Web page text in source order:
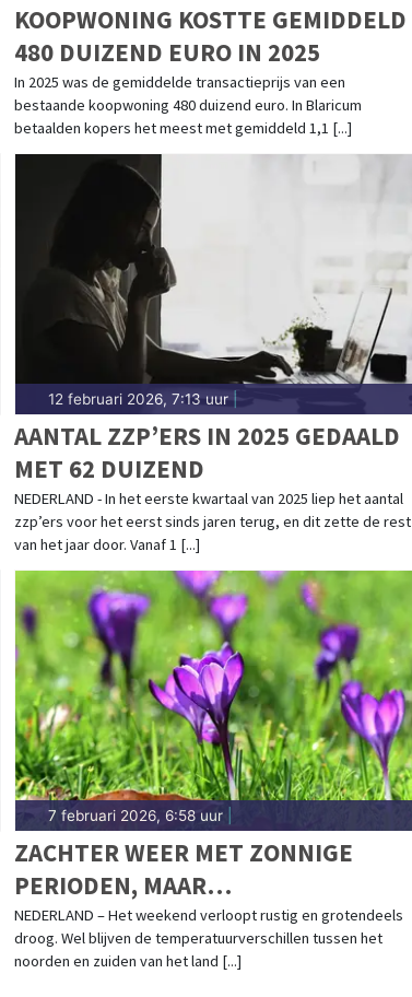
KOOPWONING KOSTTE GEMIDDELD
480 DUIZEND EURO IN 2025
In 2025 was de gemiddelde transactieprijs van een
bestaande koopwoning 480 duizend euro. In Blaricum
betaalden kopers het meest met gemiddeld 1,1 [...]
12 februari 2026, 7:13 uur|
AANTAL ZZP’ERS IN 2025 GEDAALD
MET 62 DUIZEND
NEDERLAND - In het eerste kwartaal van 2025 liep het aantal
zzp’ers voor het eerst sinds jaren terug, en dit zette de rest
van het jaar door. Vanaf 1 [...]
7 februari 2026, 6:58 uur|
ZACHTER WEER MET ZONNIGE
PERIODEN, MAAR
TEMPERATUURVERSCHILLEN
BLIJVEN
NEDERLAND – Het weekend verloopt rustig en grotendeels
droog. Wel blijven de temperatuurverschillen tussen het
noorden en zuiden van het land [...]